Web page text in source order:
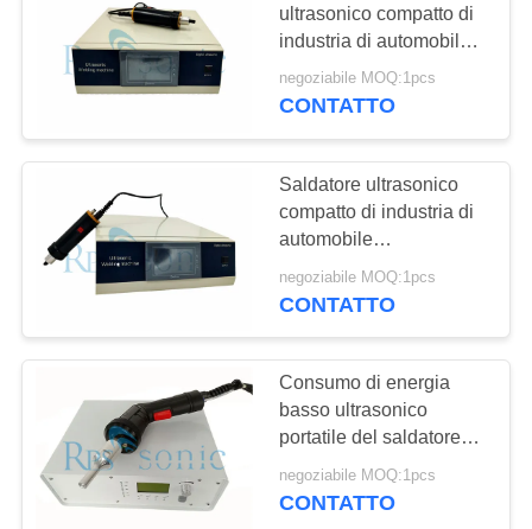
CONTATTICI
MAPPA
SITO
POLITICA
SULLA
PRIVACY
ultrasonico compatto di
industria di automobile
della saldatura a punti
negoziabile MOQ:1pcs
CONTATTO
Saldatore ultrasonico
compatto di industria di
automobile
dell'attrezzatura della
saldatura a ultrasuoni
negoziabile MOQ:1pcs
CONTATTO
Consumo di energia
basso ultrasonico
portatile del saldatore
800W di alto potere
negoziabile MOQ:1pcs
CONTATTO